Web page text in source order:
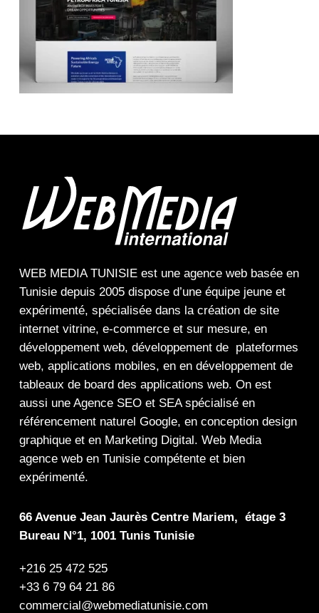
WEB MEDIA TUNISIEest une agence webbasée en
Tunisie depuis 2005 dispose d’une équipe jeune et
expérimenté, spécialisée dans la création de site
internet vitrine, e-commerceet sur mesure, en
développement web, développement de plateformes
web, applications mobiles, en en développement de
tableaux de boarddes applications web. On est
aussi une Agence SEOet SEAspécialisé en
référencement naturel Google, en conception design
graphiqueet en Marketing Digital. Web Media
agence web en Tunisie compétente et bien
expérimenté.
66 Avenue Jean Jaurès Centre Mariem, étage 3
Bureau N°1, 1001 Tunis Tunisie
+216 25 472 525
+33 6 79 64 21 86
commercial@webmediatunisie.com